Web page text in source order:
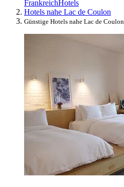
FrankreichHotels
Hotels nahe Lac de Coulon
Günstige Hotels nahe Lac de Coulon